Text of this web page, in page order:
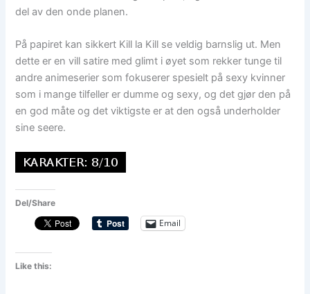
del av den onde planen.
På papiret kan sikkert Kill la Kill se veldig barnslig ut. Men
dette er en vill satire med glimt i øyet som rekker tunge til
andre animeserier som fokuserer spesielt på sexy kvinner
som i mange tilfeller er dumme og sexy, og det gjør den på
en god måte og det viktigste er at den også underholder
sine seere.
Del/Share
Email
Like this: